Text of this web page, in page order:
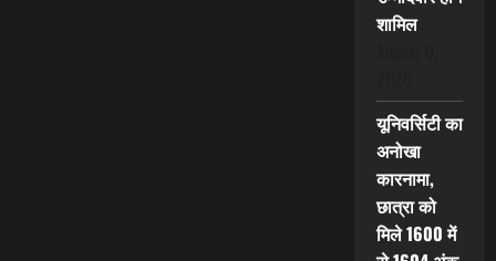
शामिल
यूनिवर्सिटी का
अनोखा
कारनामा,
छात्रा को
मिले 1600 में